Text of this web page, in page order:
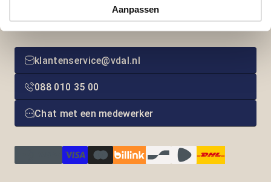
Aanpassen
We zijn elke werkdag telefonisch bereikbaar tussen
klantenservice@vdal.nl
088 010 35 00
Chat met een medewerker